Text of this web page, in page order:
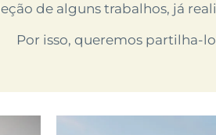
de alguns trabalhos, já
Por isso, queremos partilha-